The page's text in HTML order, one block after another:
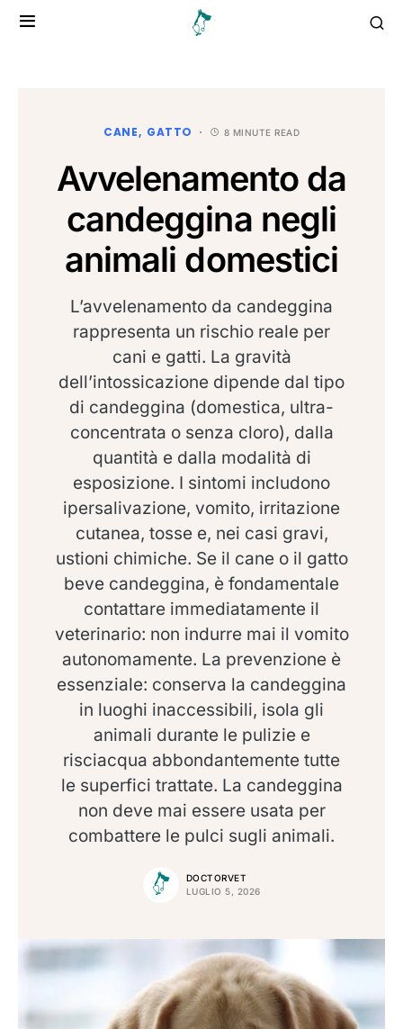
CANE GATTO 8 MINUTE READ
Avvelenamento da
candeggina negli
animali domestici
L’avvelenamento da candeggina
rappresenta un rischio reale per
cani e gatti. La gravità
dell’intossicazione dipende dal tipo
di candeggina (domestica, ultra-
concentrata o senza cloro), dalla
quantità e dalla modalità di
esposizione. I sintomi includono
ipersalivazione, vomito, irritazione
cutanea, tosse e, nei casi gravi,
ustioni chimiche. Se il cane o il gatto
beve candeggina, è fondamentale
contattare immediatamente il
veterinario: non indurre mai il vomito
autonomamente. La prevenzione è
essenziale: conserva la candeggina
in luoghi inaccessibili, isola gli
animali durante le pulizie e
risciacqua abbondantemente tutte
le superfici trattate. La candeggina
non deve mai essere usata per
combattere le pulci sugli animali.
DOCTORVET
LUGLIO 5, 2026